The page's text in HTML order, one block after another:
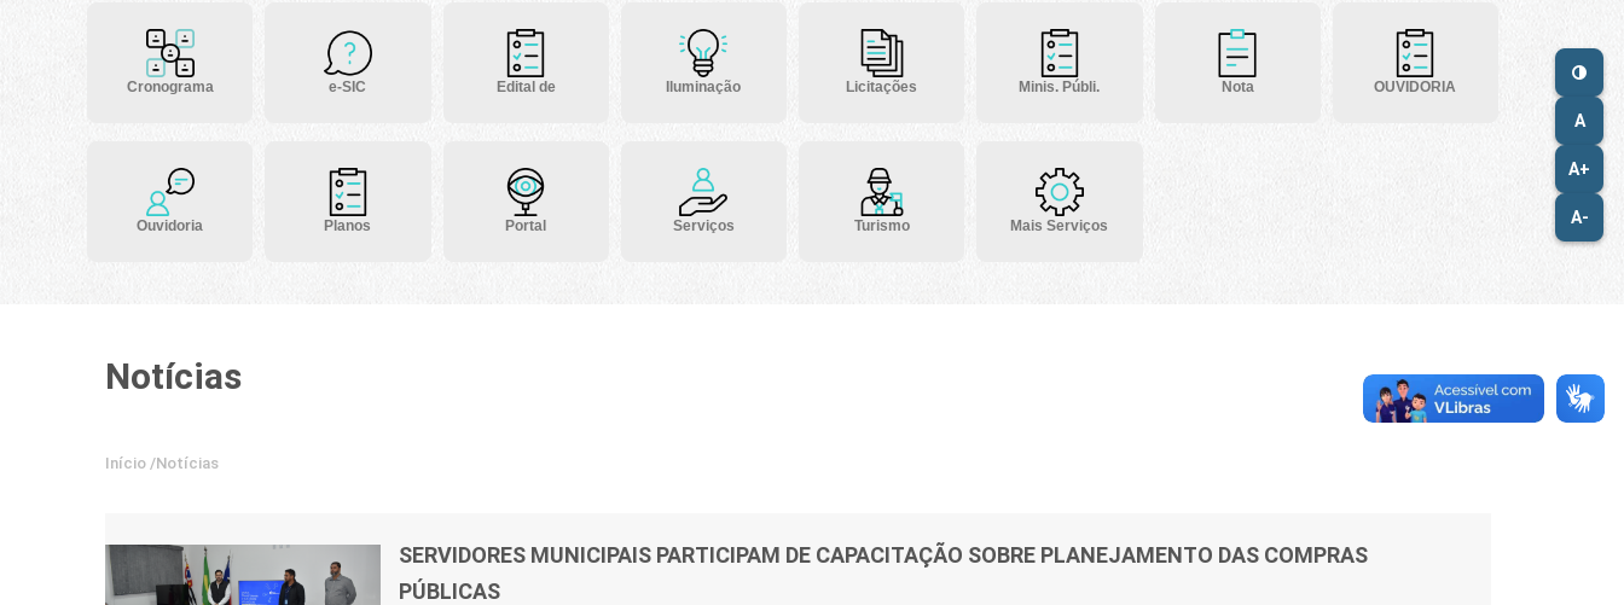
A
A+
A-
Cronograma e-SIC Edital de Iluminação Licitações Minis. Públi. Nota OUVIDORIA
Ouvidoria Planos Portal Serviços Turismo Mais Serviços
Notícias
Início /Notícias
SERVIDORES MUNICIPAIS PARTICIPAM DE CAPACITAÇÃO SOBRE PLANEJAMENTO DAS COMPRAS
PÚBLICAS